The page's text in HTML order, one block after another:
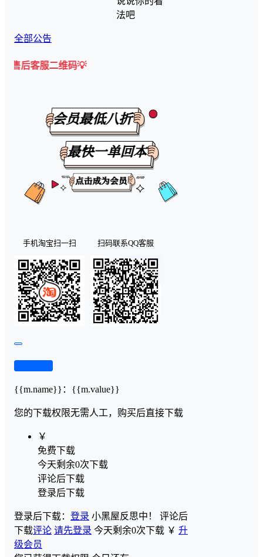
法吧
全部公告
二维码💡
手机淘宝扫一扫 扫码联系QQ客服
{{m.name}} ： {{m.value}}
您的下载权限无需人工，购买后直接下载
￥
免费下载
今天剩余0次下载
评论后下载
登录后下载
登录后下载： 登录 小黑屋反思中！ 评论后
下载评论 请先登录 今天剩余0次下载 ￥ 升
级会员